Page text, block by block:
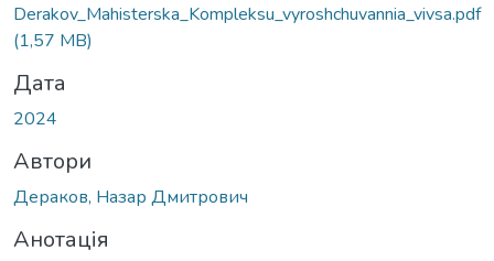
Derakov_Mahisterska_Kompleksu_vyroshchuvannia_vivsa.pdf
(1,57 MB)
Дата
2024
Автори
Дераков, Назар Дмитрович
Анотація